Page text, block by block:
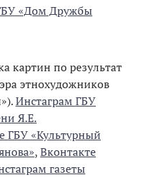
«Дом Дружбы
картин по результат
этнохудожников
Инстаграм ГБУ
Я.Е.
ГБУ «Культурный
,Вконтакте
газеты